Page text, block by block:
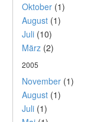
Oktober (1)
August (1)
Juli (10)
März (2)
2005
November (1)
August (1)
Juli (1)